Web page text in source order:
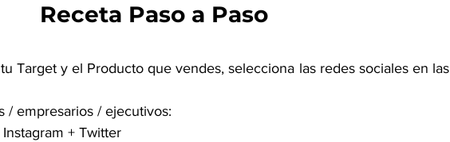
Receta Paso a Paso
Target y el Producto que vendes, selecciona las redes sociales en las
/ empresarios / ejecutivos:
+ Twitter